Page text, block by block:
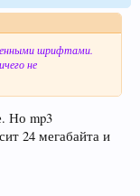
шрифтами.
не
Но mp3
24 мегабайта и